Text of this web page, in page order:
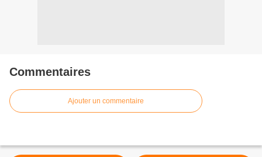
Commentaires
Ajouter un commentaire